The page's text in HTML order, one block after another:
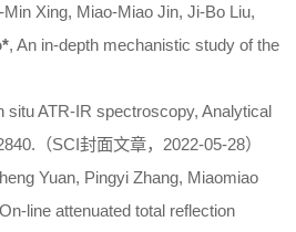
Min Xing, Miao-Miao Jin, Ji-Bo Liu,
, An in-depth mechanistic study of the
situATR-IR spectroscopy, Analytical
（SCI封面文章，2022-05-28）
Yuan, Pingyi Zhang, Miaomiao
line attenuated total reflection